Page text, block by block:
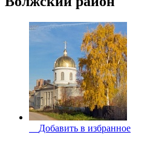
Добавить в избранное